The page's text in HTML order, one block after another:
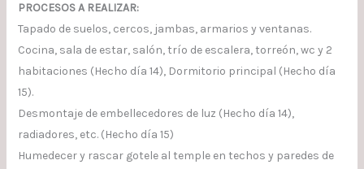
PROCESOS A REALIZAR:
Tapado de suelos, cercos, jambas, armarios y ventanas.
Cocina, sala de estar, salón, trío de escalera, torreón, wc y 2
habitaciones (Hecho día 14), Dormitorio principal (Hecho día
15).
Desmontaje de embellecedores de luz (Hecho día 14),
radiadores, etc. (Hecho día 15)
Humedecer y rascar gotele al temple en techos y paredes de